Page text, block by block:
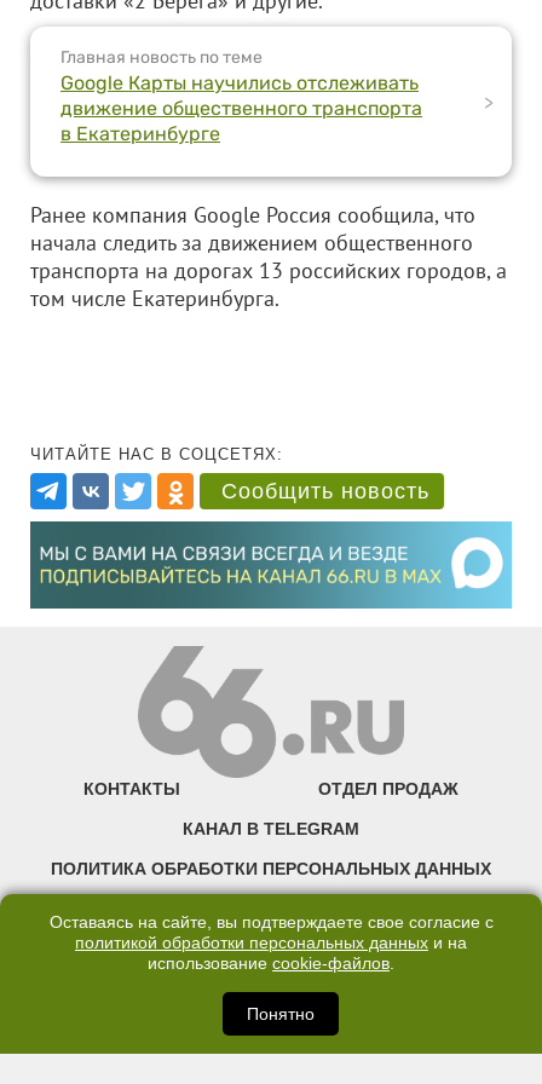
Главная новость по теме
Google Карты научились отслеживать
движение общественного транспорта
в Екатеринбурге
>
Ранее компания Google Россия сообщила, что
начала следить за движением общественного
транспорта на дорогах 13 российских городов, а
том числе Екатеринбурга.
ЧИТАЙТЕ НАС В СОЦСЕТЯХ:
Сообщить новость
КОНТАКТЫ ОТДЕЛ ПРОДАЖ
КАНАЛ В TELEGRAM
ПОЛИТИКА ОБРАБОТКИ ПЕРСОНАЛЬНЫХ ДАННЫХ
©2007—2025 66.RU. Воспроизведение, сообщение, доведение до всеобщего
правообладателя запрещено. Сетевое издание «Современный портал
Екатеринбурга — «66.ru» (18+) зарегистрировано Федеральной службой по
надзору в сфере связи, информационных технологий и массовых коммуникаций
(Роскомнадзор). Регистрационный номер ЭЛ № ФС 77 - 76634 от 02.09.2019
Оставаясь на сайте, вы подтверждаете свое согласие с
политикой обработки персональных данных и на
использование cookie-файлов.
Понятно